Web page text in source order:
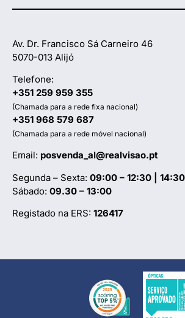
Av. Dr. Francisco Sá Carneiro 46
5070-013 Alijó
Telefone:
+351 259 959 355
(Chamada para a rede fixa nacional)
+351 968 579 687
(Chamada para a rede móvel nacional)
Email: posvenda_al@realvisao.pt
Segunda – Sexta: 09:00 – 12:30 |
Sábado: 09.30 – 13:00
Registado na ERS: 126417